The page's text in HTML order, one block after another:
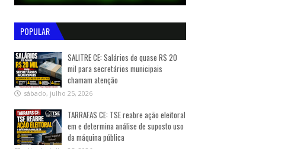
POPULAR
SALITRE CE: Salários de quase R$ 20
mil para secretários municipais
chamam atenção
sábado, julho 25, 2026
TARRAFAS CE: TSE reabre ação eleitoral
em e determina análise de suposto uso
da máquina pública